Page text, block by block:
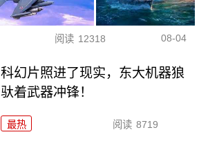
阅读 12318 08-04
科幻片照进了现实，东大机器狼
驮着武器冲锋！
最热 阅读 8719